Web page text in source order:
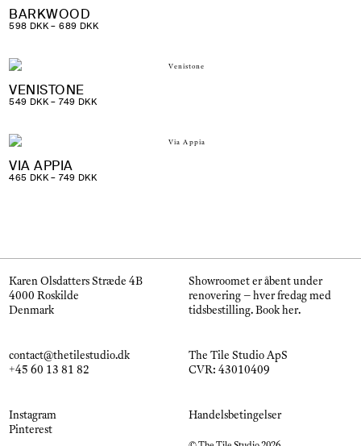
BARKWOOD
598 DKK – 689 DKKPRISINTERVAL:
VENISTONE
549 DKK – 749 DKKPRISINTERVAL:
VIA APPIA
465 DKK – 749 DKKPRISINTERVAL:
Karen Olsdatters Stræde 4B
4000 Roskilde
Denmark
Showroomet er åbent under
renovering – hver fredag med
tidsbestilling.Book her.
contact@thetilestudio.dk
+45 60 13 81 82
The Tile Studio ApS
CVR: 43010409
Instagram
Pinterest
Handelsbetingelser